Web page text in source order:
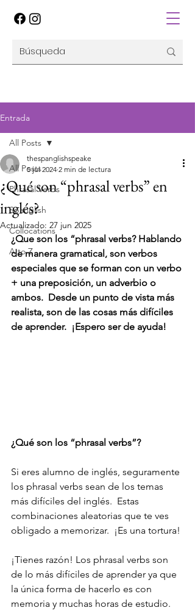
Entrada
All Posts
Phrasal Verbs
Spanglish
Collocations
A to Z
All Posts
¿Qué son “phrasal verbs” en
inglés?
thespanglishspeake
5 jul 2024 2 min de lectura
Actualizado: 27 jun 2025
¿Que son los “phrasal verbs? Hablando
de manera gramatical, son verbos
especiales que se forman con un verbo
+ una preposición, un adverbio o
ambos.  Desde un punto de vista más
realista, son de las cosas más difíciles
de aprender.  ¡Espero ser de ayuda!
¿Qué son los “phrasal verbs”?
Si eres alumno de inglés, seguramente
los phrasal verbs sean de los temas
más difíciles del inglés.  Estas
combinaciones aleatorias que te ves
obligado a memorizar.  ¡Es una tortura!
¡Tienes razón! Los phrasal verbs son
de lo más difíciles de aprender ya que
la única forma de hacerlo es con
memoria y muchas horas de estudio.